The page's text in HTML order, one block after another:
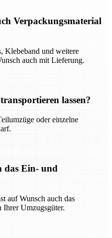
Verpackungsmaterial
Klebeband und weitere
auch mit Lieferung.
lassen?
oder einzelne
das Ein- und
auf Wunsch auch das
Ihrer Umzugsgüter.